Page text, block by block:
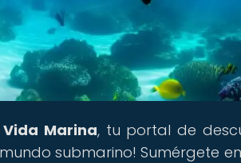
Vida Marina, tu portal de
submarino! Sumérgete